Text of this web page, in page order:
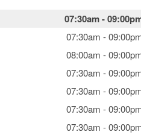
07:30am-
07:30am -
08:00am -
07:30am -
07:30am -
07:30am -
07:30am -